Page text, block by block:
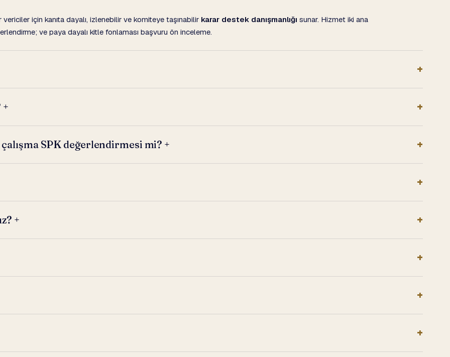
için kanıta dayalı, izlenebilir ve komiteye taşınabilir karar destek danışmanlığı sunar. Hizmet iki ana
ve paya dayalı kitle fonlaması başvuru ön inceleme.
+
SPK değerlendirmesi mi? +
+